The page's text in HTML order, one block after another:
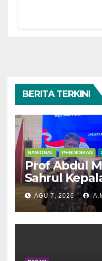
BERITA TERKINI
NASIONAL PENDIDIKAN
Prof Abdul
Sahrul
AGU 7, 2026